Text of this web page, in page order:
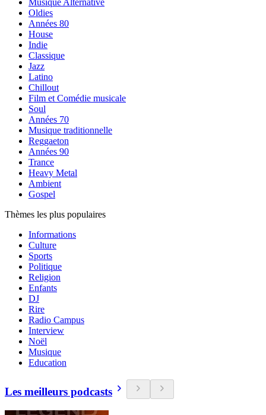
Musique Alternative
Oldies
Années 80
House
Indie
Classique
Jazz
Latino
Chillout
Film et Comédie musicale
Soul
Années 70
Musique traditionnelle
Reggaeton
Années 90
Trance
Heavy Metal
Ambient
Gospel
Thèmes les plus populaires
Informations
Culture
Sports
Politique
Religion
Enfants
DJ
Rire
Radio Campus
Interview
Noël
Musique
Education
Les meilleurs podcasts